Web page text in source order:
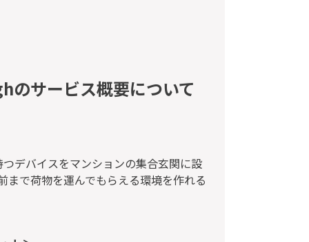
サービス概要について
デバイスをマンションの集合玄関に設
まで荷物を運んでもらえる環境を作れる